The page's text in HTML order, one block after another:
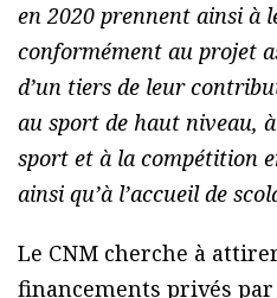
en 2020 prennent ainsi à
conformément au projet
d’un tiers de leur
au sport de haut niveau,
sport et à la compétition
ainsi qu’à l’accueil de
Le CNM cherche à
financements privés